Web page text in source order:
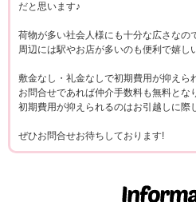
だと思います♪
荷物が多い社会人様にも十分な広さなの
周辺には駅やお店が多いのも便利で嬉し
敷金なし・礼金なしで初期費用が抑えら
お問合せであれば仲介手数料も無料とな
初期費用が抑えられるのはお引越しに際
ぜひお問合せお待ちしております!